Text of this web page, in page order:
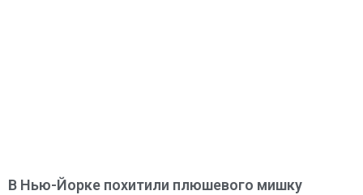
В Нью-Йорке похитили плюшевого мишку